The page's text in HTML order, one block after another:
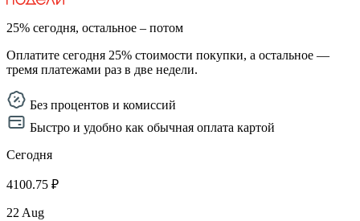
25% сегодня, остальное – потом
Оплатите сегодня 25% стоимости покупки, а остальное —
тремя платежами раз в две недели.
Без процентов и комиссий
Быстро и удобно как обычная оплата картой
Сегодня
4100.75 ₽
22 Aug